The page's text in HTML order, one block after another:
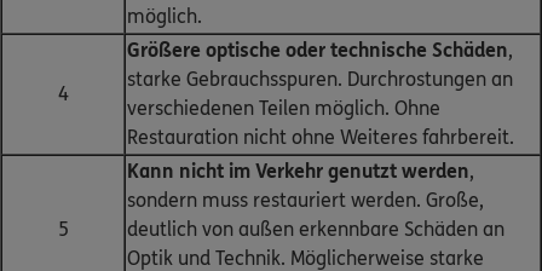
möglich.
4
Größere optische oder technische Schäden,
starke Gebrauchsspuren. Durchrostungen an
verschiedenen Teilen möglich. Ohne
Restauration nicht ohne Weiteres fahrbereit.
5
Kann nicht im Verkehr genutzt werden,
sondern muss restauriert werden. Große,
deutlich von außen erkennbare Schäden an
Optik und Technik. Möglicherweise starke